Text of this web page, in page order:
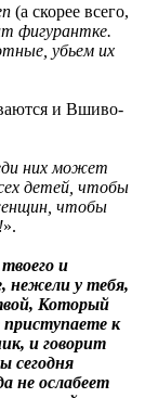
(а скорее всего,
фигурантке.
убьем их
и Вшиво-
них может
детей, чтобы
чтобы
».
и
нежели у тебя,
Который
приступаете к
и говорит
сегодня
не ослабеет